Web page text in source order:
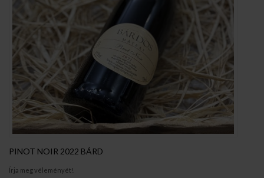
PINOT NOIR 2022 BÁRD
Írja meg véleményét!